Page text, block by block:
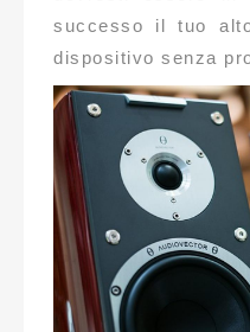
successo il tuo
dispositivo senza